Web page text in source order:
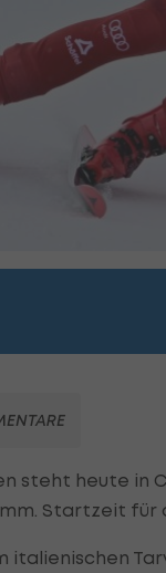
steht heute in
Startzeit für
italienischen